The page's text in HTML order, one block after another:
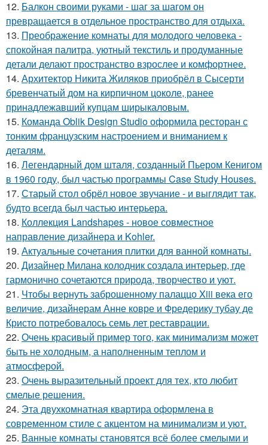
12. Балкон своими руками - шаг за шагом он
превращается в отдельное пространство для отдыха.
13. Преображение комнаты для молодого человека -
спокойная палитра, уютный текстиль и продуманные
детали делают пространство взрослее и комфортнее.
14. Архитектор Никита Жиляков приобрёл в Сысерти
бревенчатый дом на кирпичном цоколе, ранее
принадлежавший купцам ширыкаловым.
15. Команда Oblik Design Studio оформила ресторан с
тонким французским настроением и вниманием к
деталям.
16. Легендарный дом шталя, созданный Пьером Кенигом
в 1960 году, был частью программы Case Study Houses.
17. Старый стол обрёл новое звучание - и выглядит так,
будто всегда был частью интерьера.
18. Коллекция Landshapes - новое совместное
направление дизайнера и Kohler.
19. Актуальные сочетания плитки для ванной комнаты.
20. Дизайнер Милана колодник создала интерьер, где
гармонично сочетаются природа, творчество и уют.
21. Чтобы вернуть заброшенному палаццо Xiii века его
величие, дизайнерам Анне ковре и Фредерику тубау де
Кристо потребовалось семь лет реставрации.
22. Очень красивый пример того, как минимализм может
быть не холодным, а наполненным теплом и
атмосферой.
23. Очень выразительный проект для тех, кто любит
смелые решения.
24. Эта двухкомнатная квартира оформлена в
современном стиле с акцентом на минимализм и уют.
25. Ванные комнаты становятся всё более смелыми и